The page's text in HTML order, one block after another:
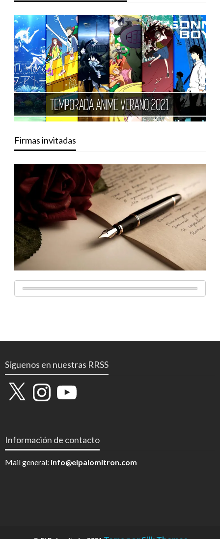
Firmas invitadas
Síguenos en nuestras RRSS
X InstagramYouTube
Información de contacto
Mail general: info@elpalomitron.com